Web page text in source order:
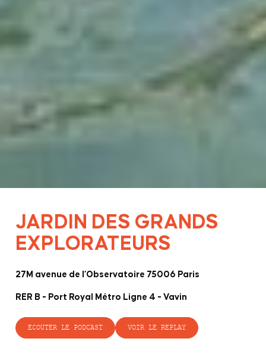
JARDIN DES GRANDS
EXPLORATEURS
27M avenue de l’Observatoire 75006 Paris
RER B - Port Royal Métro Ligne 4 - Vavin
ECOUTER LE PODCAST VOIR LE REPLAY